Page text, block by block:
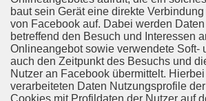
baut sein Gerät eine direkte
von Facebook auf. Dabei werden
betreffend den Besuch und Interessen
Onlineangebot sowie verwendete Soft-
auch den Zeitpunkt des Besuchs und
Nutzer an Facebook übermittelt.
verarbeiteten Daten Nutzungsprofile
Cookies mit Profildaten der Nutzer auf